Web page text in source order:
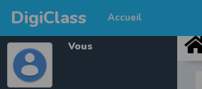
DigiClass Accueil
Vous